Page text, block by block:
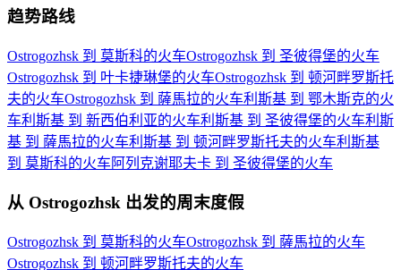
趋势路线
Ostrogozhsk 到 莫斯科的火车Ostrogozhsk 到 圣彼得堡的火车
Ostrogozhsk 到 叶卡捷琳堡的火车Ostrogozhsk 到 顿河畔罗斯托
夫的火车Ostrogozhsk 到 薩馬拉的火车利斯基 到 鄂木斯克的火
车利斯基 到 新西伯利亚的火车利斯基 到 圣彼得堡的火车利斯
基 到 薩馬拉的火车利斯基 到 顿河畔罗斯托夫的火车利斯基
到 莫斯科的火车 阿列克谢耶夫卡 到 圣彼得堡的火车
从 Ostrogozhsk 出发的周末度假
Ostrogozhsk 到 莫斯科的火车Ostrogozhsk 到 薩馬拉的火车
Ostrogozhsk 到 顿河畔罗斯托夫的火车